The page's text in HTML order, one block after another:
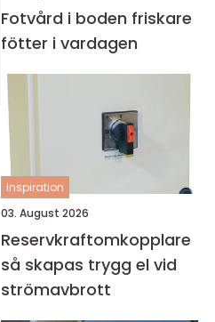
Fotvård i boden friskare
fötter i vardagen
inspiration
03. August 2026
Reservkraftomkopplare
så skapas trygg el vid
strömavbrott